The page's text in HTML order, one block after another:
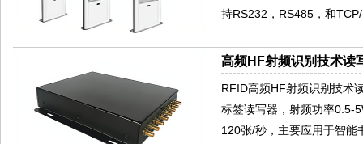
持RS232，RS485，和
高频HF射频识别技术读
RFID高频HF射频识别技术
标签读写器，射频功率0.5-
120张/秒，主要应用于智能